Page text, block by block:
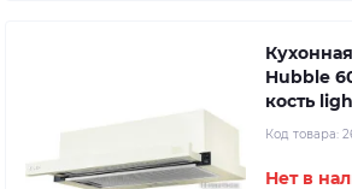
Hubble
кость
Код товара:
Нет в